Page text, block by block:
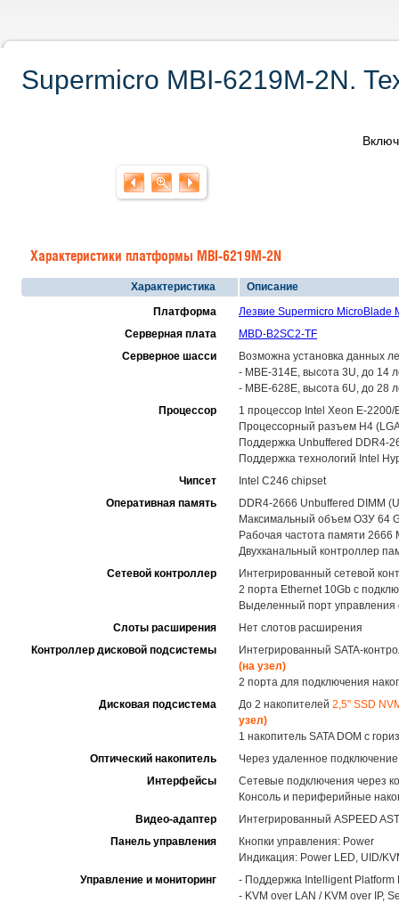
Supermicro MBI-6219M-2N.
Характеристики платформы MBI-6219M-2N
Характеристика
Описание
Платформа
Лезвие Supermicro MicroBlade
Серверная плата
MBD-B2SC2-TF
Серверное шасси
Возможна установка данных
- MBE-314E, высота 3U, до 14
- MBE-628E, высота 6U, до 28
Процессор
1 процессор Intel Xeon E-
Процессорный разъем H4
Поддержка Unbuffered DDR4-
Поддержка технологий Intel
Чипсет
Intel C246 chipset
Оперативная память
DDR4-2666 Unbuffered DIMM
Максимальный объем ОЗУ 64
Рабочая частота памяти 2666
Двухканальный контроллер
Сетевой контроллер
Интегрированный сетевой
2 порта Ethernet 10Gb с
Выделенный порт управления
Слоты расширения
Нет слотов расширения
Контроллер дисковой подсистемы
Интегрированный SATA-
(на узел)
2 порта для подключения
Дисковая подсистема
До 2 накопителей 2,5" SSD
узел)
1 накопитель SATA DOM с
Оптический накопитель
Через удаленное
Интерфейсы
Сетевые подключения через
Консоль и периферийные
Видео-адаптер
Интегрированный ASPEED
Панель управления
Кнопки управления: Power
Индикация: Power LED, UID/
Управление и мониторинг
- Поддержка Intelligent Platform
- KVM over LAN / KVM over IP,